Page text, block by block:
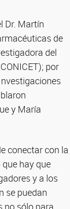
Dr. Martín
de
del
por
y María
conectar con la
hay que
y a los
se puedan
no sólo para